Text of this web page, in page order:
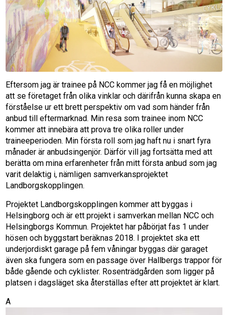
Eftersom jag är trainee på NCC kommer jag få en möjlighet
att se företaget från olika vinklar och därifrån kunna skapa en
förståelse ur ett brett perspektiv om vad som händer från
anbud till eftermarknad. Min resa som trainee inom NCC
kommer att innebära att prova tre olika roller under
traineeperioden. Min första roll som jag haft nu i snart fyra
månader är anbudsingenjör. Därför vill jag fortsätta med att
berätta om mina erfarenheter från mitt första anbud som jag
varit delaktig i, nämligen samverkansprojektet
Landborgskopplingen.
Projektet Landborgskopplingen kommer att byggas i
Helsingborg och är ett projekt i samverkan mellan NCC och
Helsingborgs Kommun. Projektet har påbörjat fas 1 under
hösen och byggstart beräknas 2018. I projektet ska ett
underjordiskt garage på fem våningar byggas där garaget
även ska fungera som en passage över Hallbergs trappor för
både gående och cyklister. Rosenträdgården som ligger på
platsen i dagsläget ska återställas efter att projektet är klart.
A